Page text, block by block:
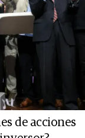
de acciones